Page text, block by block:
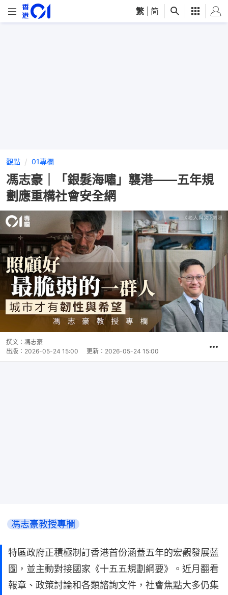
繁 简
觀點 01專欄
馮志豪｜「銀髮海嘯」襲港——五年規
劃應重構社會安全網
撰文： 馮志豪
出版： 2026-05-24 15:00 更新： 2026-05-24 15:00
馮志豪教授專欄
特區政府正積極制訂香港首份涵蓋五年的宏觀發展藍
圖，並主動對接國家《十五五規劃綱要》。近月翻看
報章、政策討論和各類諮詢文件，社會焦點大多仍集